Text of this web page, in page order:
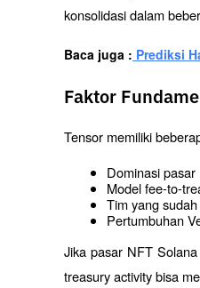
konsolidasi dalam
Baca juga : Prediksi
Faktor
Tensor memiliki
Dominasi
Model fee-to-
Tim yang
Pertumbuhan
Jika pasar NFT
treasury activity bisa